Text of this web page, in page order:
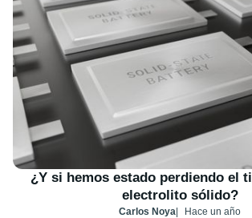
¿Y si hemos estado perdiendo el
electrolito sólido?
Carlos Noya Hace un año